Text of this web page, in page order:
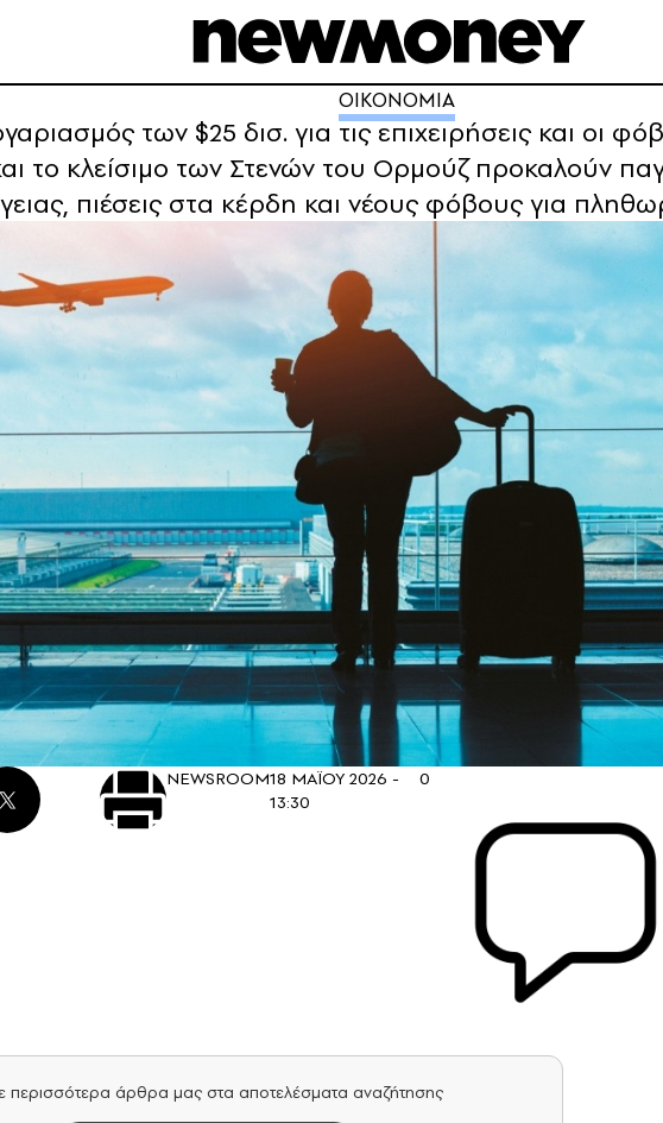
ΟΙΚΟΝΟΜΙΑ
των $25 δισ. για τις επιχειρήσεις και οι
το κλείσιμο των Στενών του Ορμούζ προκαλούν
πιέσεις στα κέρδη και νέους φόβους για
NEWSROOM18 ΜΑΪΟΥ 2026 -
13:30
0
περισσότερα άρθρα μας στα αποτελέσματα αναζήτησης